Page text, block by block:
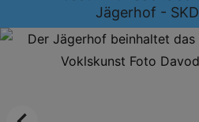
Jägerhof -